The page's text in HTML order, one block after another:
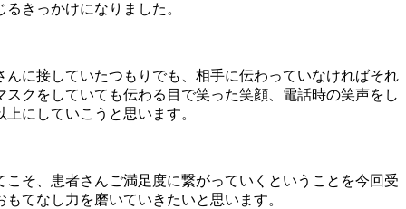
きっかけになりました。
に接していたつもりでも、相手に伝わっていなければそれ
クをしていても伝わる目で笑った笑顔、電話時の笑声をし
にしていこうと思います。
そ、患者さんご満足度に繋がっていくということを今回受
てなし力を磨いていきたいと思います。